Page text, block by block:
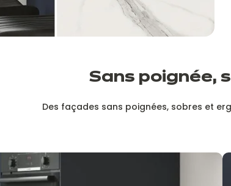
Sans poignée,
Des façades sans poignées, sobres et